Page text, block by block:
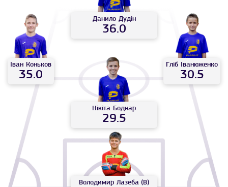
Данило Дудін
36.0
Іван Коньков
35.0
Гліб Іванюженко
30.5
Нікіта Боднар
29.5
Володимир Лазеба (В)